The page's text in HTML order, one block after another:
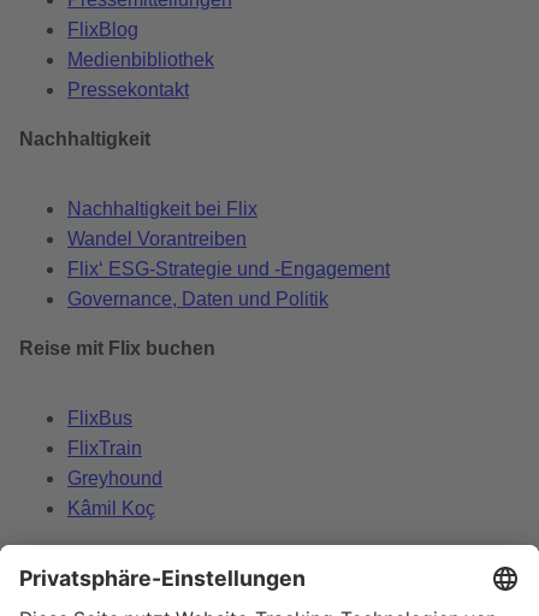
FlixBlog
Medienbibliothek
Pressekontakt
Nachhaltigkeit
Nachhaltigkeit bei Flix
Wandel Vorantreiben
Flix‘ ESG-Strategie und -Engagement
Governance, Daten und Politik
Reise mit Flix buchen
FlixBus
FlixTrain
Greyhound
Kâmil Koç